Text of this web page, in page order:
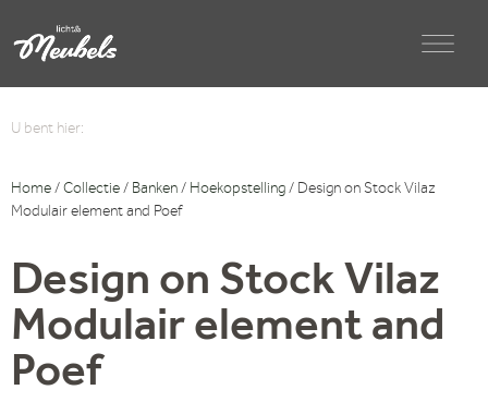
U bent hier:
Home / Collectie / Banken / Hoekopstelling / Design on Stock Vilaz
Modulair element and Poef
Design on Stock Vilaz
Modulair element and
Poef